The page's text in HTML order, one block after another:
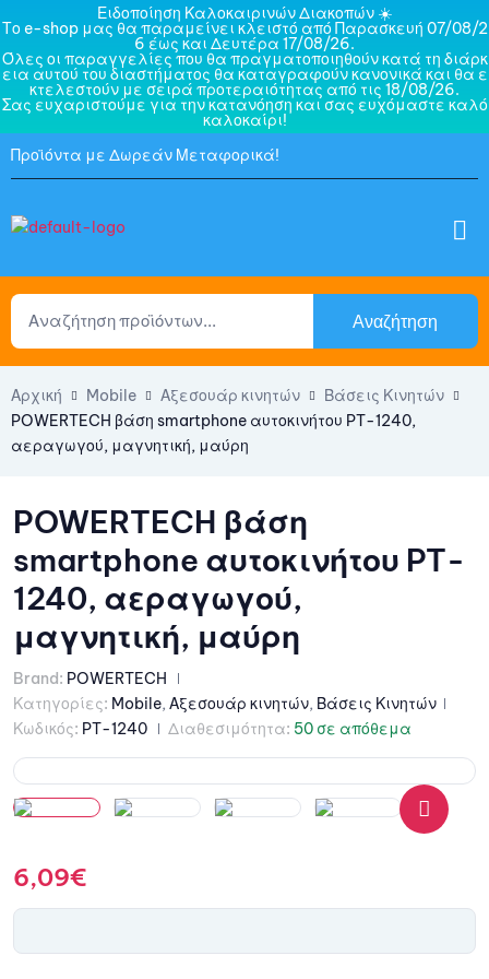
Ειδοποίηση Καλοκαιρινών Διακοπών ☀️
Το e-shop μας θα παραμείνει κλειστό από Παρασκευή 07/08/2
6 έως και Δευτέρα 17/08/26.
Όλες οι παραγγελίες που θα πραγματοποιηθούν κατά τη διάρκ
εια αυτού του διαστήματος θα καταγραφούν κανονικά και θα ε
κτελεστούν με σειρά προτεραιότητας από τις 18/08/26.
Σας ευχαριστούμε για την κατανόηση και σας ευχόμαστε καλό
καλοκαίρι!
Προϊόντα με Δωρεάν Μεταφορικά!
Αναζήτηση
Αρχική Mobile Αξεσουάρ κινητών
Βάσεις Κινητών
POWERTECH βάση smartphone αυτοκινήτου PT-1240,
αεραγωγού, μαγνητική, μαύρη
POWERTECH βάση
smartphone αυτοκινήτου PT-
1240, αεραγωγού,
μαγνητική, μαύρη
Brand: POWERTECH
Κατηγορίες: Mobile, Αξεσουάρ κινητών, Βάσεις Κινητών
Κωδικός: PT-1240 Διαθεσιμότητα: 50 σε απόθεμα
6,09€